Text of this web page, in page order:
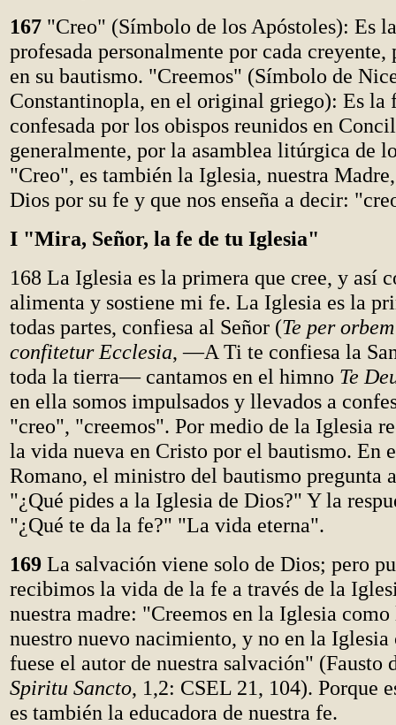
167 "Creo" (Símbolo de los Apóstoles): Es
profesada personalmente por cada
en su bautismo. "Creemos" (Símbolo de
Constantinopla, en el original griego): Es la
confesada por los obispos reunidos en
generalmente, por la asamblea litúrgica de
"Creo", es también la Iglesia, nuestra
Dios por su fe y que nos enseña a decir:
I "Mira, Señor, la fe de tu Iglesia"
168 La Iglesia es la primera que cree, y así
alimenta y sostiene mi fe. La Iglesia es la
todas partes, confiesa al Señor (Te per
confitetur Ecclesia, —A Ti te confiesa la
toda la tierra— cantamos en el himno Te
en ella somos impulsados y llevados a
"creo", "creemos". Por medio de la Iglesia
la vida nueva en Cristo por el bautismo. En
Romano, el ministro del bautismo pregunta
"¿Qué pides a la Iglesia de Dios?" Y la
"¿Qué te da la fe?" "La vida eterna".
169 La salvación viene solo de Dios; pero
recibimos la vida de la fe a través de la
nuestra madre: "Creemos en la Iglesia como
nuestro nuevo nacimiento, y no en la
fuese el autor de nuestra salvación" (Fausto
Spiritu Sancto, 1,2: CSEL 21, 104). Porque
es también la educadora de nuestra fe.